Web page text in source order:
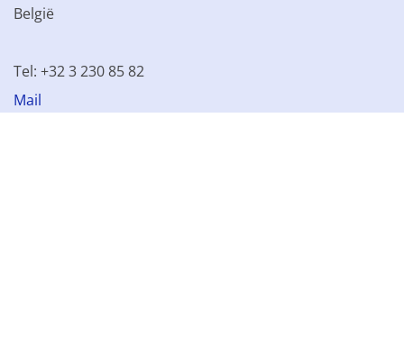
België
Tel: +32 3 230 85 82
Mail